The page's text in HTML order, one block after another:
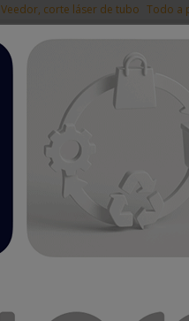
Veedor, corte láser de tubo Todo a
| Es noticia |
EMPRESAS DEL SECTOR DEL